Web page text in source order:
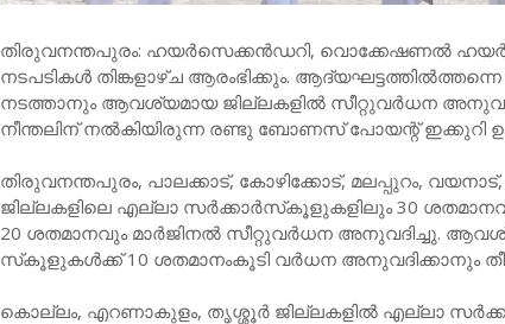
തിരുവനന്തപുരം: ഹയര്‍സെക്കന്‍ഡറി, വൊക്കേഷണല്‍
നടപടികള്‍ തിങ്കളാഴ്ച ആരംഭിക്കും.
നടത്താനും ആവശ്യമായ ജില്ലകളില്‍ സീറ്റുവര്‍ധന
നീന്തലിന് നല്‍കിയിരുന്ന രണ്ടു ബോണസ് പോയന്റ് ഇക്കുറി
തിരുവനന്തപുരം, പാലക്കാട്, കോഴിക്കോട്, മലപ്പുറം,
ജില്ലകളിലെ എല്ലാ സര്‍ക്കാര്‍സ്‌കൂളുകളിലും 30
20 ശതമാനവും മാര്‍ജിനല്‍ സീറ്റുവര്‍ധന അനുവദിച്ചു.
സ്‌കൂളുകള്‍ക്ക് 10 ശതമാനംകൂടി വര്‍ധന അനുവദിക്കാനും
കൊല്ലം, എറണാകുളം, തൃശ്ശൂര്‍ ജില്ലകളില്‍ എല്ലാ